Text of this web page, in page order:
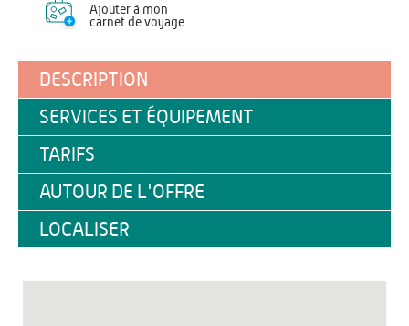
Ajouter à mon
carnet de voyage
DESCRIPTION
SERVICES ET ÉQUIPEMENT
TARIFS
AUTOUR DE L'OFFRE
LOCALISER